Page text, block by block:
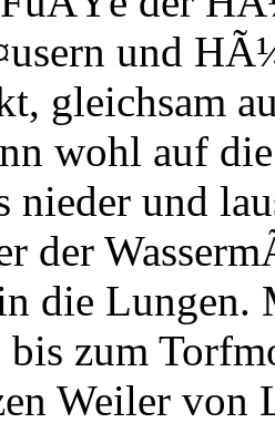
und
gleichsam
wohl auf
nieder und
der
die Lungen.
bis zum
Weiler von